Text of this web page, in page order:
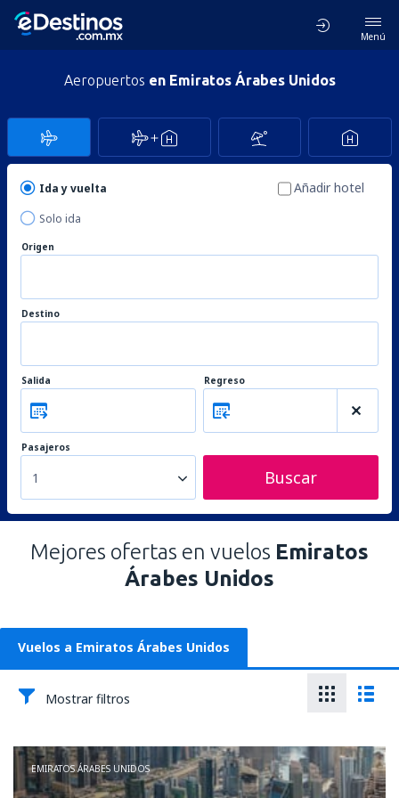
Menú
Aeropuertos en Emiratos Árabes Unidos
Ida y vuelta
Solo ida
Añadir hotel
Origen
Destino
Salida Regreso
Pasajeros
1 Buscar
Mejores ofertas en vuelos Emiratos
Árabes Unidos
Vuelos a Emiratos Árabes Unidos
Mostrar filtros
EMIRATOS ÁRABES UNIDOS